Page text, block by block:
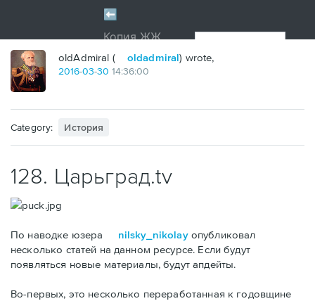
oldAdmiral ( oldadmiral) wrote,
2016-03-30 14:36:00
Category: История
128. Царьград.tv
По наводке юзера nilsky_nikolayопубликовал
несколько статей на данном ресурсе. Если будут
появляться новые материалы, будут апдейты.
Во-первых, это несколько переработанная к годовщине